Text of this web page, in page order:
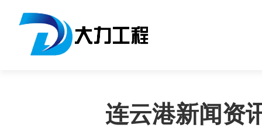
连云港新闻资